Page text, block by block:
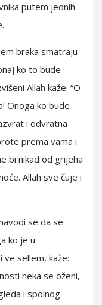
putem jednih
braka smatraju
ko to bude
Allah kaže: “O
Onoga ko bude
i odvratna
prema vama i
bi nikad od grijeha
Allah sve čuje i
se da se
ko je u
ve sellem, kaže:
neka se oženi,
i spolnog